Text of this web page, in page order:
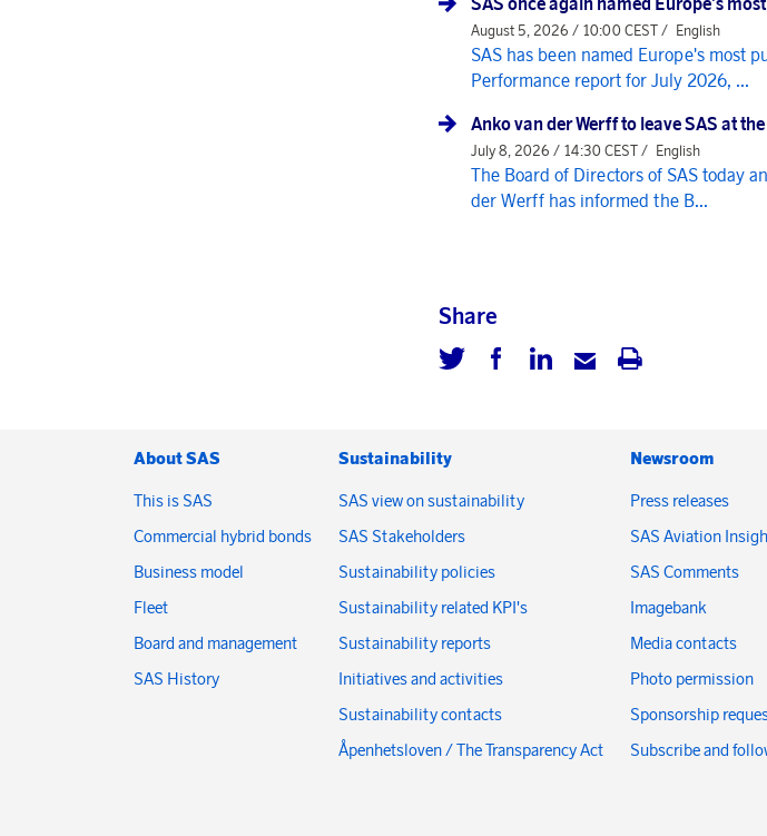
August 5, 2026 / 10:00 CEST / English
SAS has been named Europe's most
Performance report for July 2026, ...
Anko van der Werff to leave SAS at
July 8, 2026 / 14:30 CEST / English
The Board of Directors of SAS today
der Werff has informed the B...
Share
About SAS
This is SAS
Commercial hybrid bonds
Business model
Fleet
Board and management
SAS History
Sustainability
SAS view on sustainability
SAS Stakeholders
Sustainability policies
Sustainability related KPI's
Sustainability reports
Initiatives and activities
Sustainability contacts
Åpenhetsloven / The Transparency Act
Newsroom
Press releases
SAS Aviation
SAS Comments
Imagebank
Media contacts
Photo permission
Sponsorship
Subscribe and